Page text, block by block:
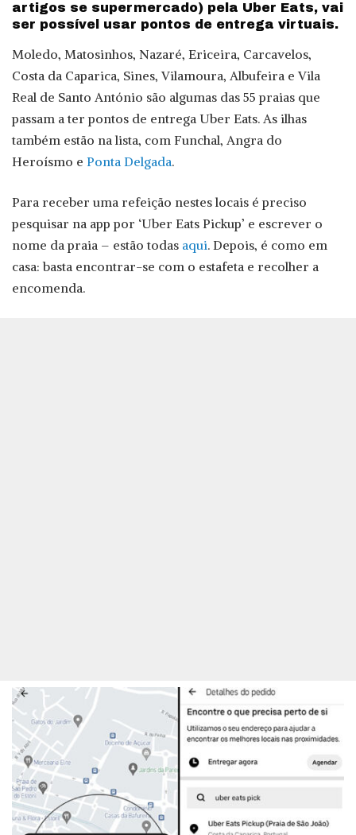
artigos se supermercado) pela Uber Eats, vai
ser possível usar pontos de entrega virtuais.
Moledo, Matosinhos, Nazaré, Ericeira, Carcavelos,
Costa da Caparica, Sines, Vilamoura, Albufeira e Vila
Real de Santo António são algumas das 55 praias que
passam a ter pontos de entrega Uber Eats. As ilhas
também estão na lista, com Funchal, Angra do
Heroísmo e Ponta Delgada.
Para receber uma refeição nestes locais é preciso
pesquisar na app por ‘Uber Eats Pickup’ e escrever o
nome da praia – estão todas aqui. Depois, é como em
casa: basta encontrar-se com o estafeta e recolher a
encomenda.